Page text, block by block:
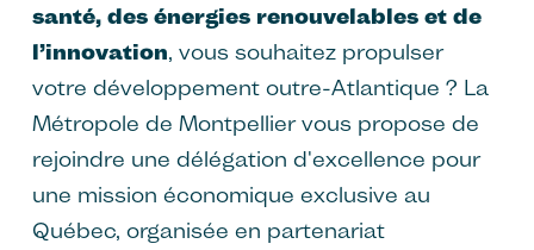
santé, des énergies renouvelables et de
l’innovation, vous souhaitez propulser
votre développement outre-Atlantique ? La
Métropole de Montpellier vous propose de
rejoindre une délégation d'excellence pour
une mission économique exclusive au
Québec, organisée en partenariat